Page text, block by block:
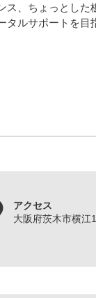
ス、ちょっとした
タルサポートを目
アクセス
大阪府茨木市横江